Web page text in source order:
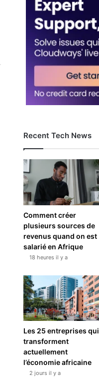
Recent Tech News
Comment créer
plusieurs sources de
revenus quand on est
salarié en Afrique
18 heures il y a
Les 25 entreprises qui
transforment
actuellement
l’économie africaine
2 jours il y a